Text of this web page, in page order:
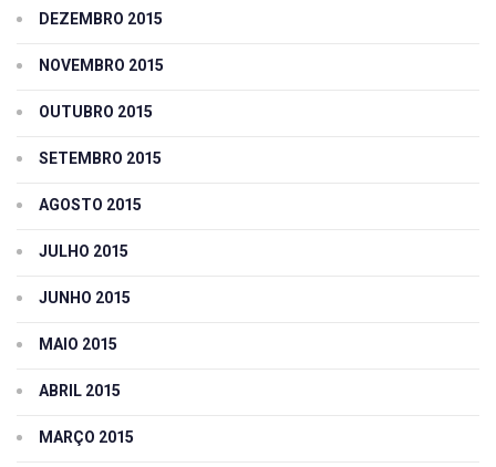
DEZEMBRO 2015
NOVEMBRO 2015
OUTUBRO 2015
SETEMBRO 2015
AGOSTO 2015
JULHO 2015
JUNHO 2015
MAIO 2015
ABRIL 2015
MARÇO 2015